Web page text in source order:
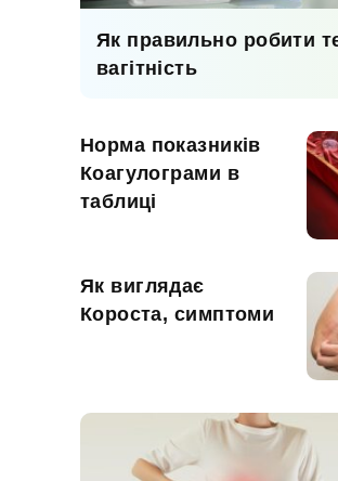
Як правильно робити
вагітність
Норма показників
Коагулограми в
таблиці
Як виглядає
Короста, симптоми